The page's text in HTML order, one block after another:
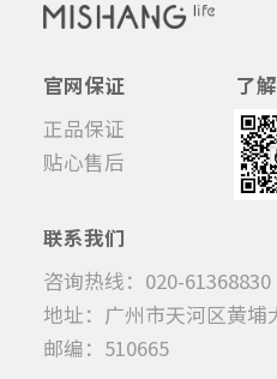
官网保证
正品保证
贴心售后
了
联系我们
咨询热线：020-61368830
地址：广州市天河区黄埔
邮编：510665